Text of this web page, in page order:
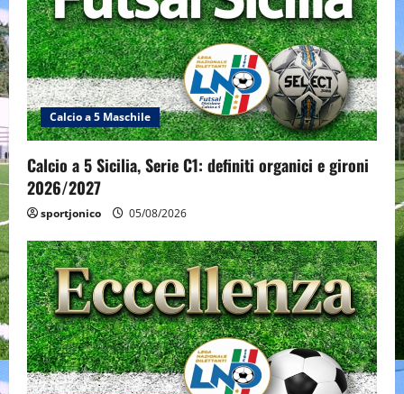
Calcio a 5 Maschile
Calcio a 5 Sicilia, Serie C1: definiti organici e gironi
2026/2027
sportjonico 05/08/2026